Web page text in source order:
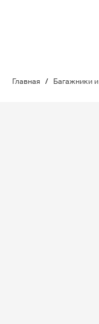
Главная / Багажники